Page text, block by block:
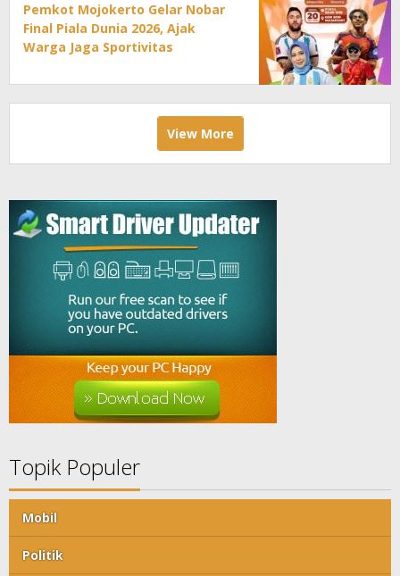
Pemkot Mojokerto Gelar Nobar
Final Piala Dunia 2026, Ajak
Warga Jaga Sportivitas
View More
Topik Populer
Mobil
Politik